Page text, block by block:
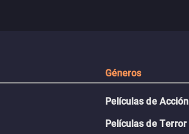
Géneros
Películas de Acción
Películas de Terror